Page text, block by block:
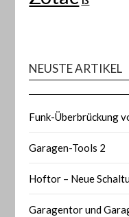
NEUSTE ARTIKEL
Funk-Überbrückung
Garagen-Tools 2
Hoftor – Neue
Garagentor und